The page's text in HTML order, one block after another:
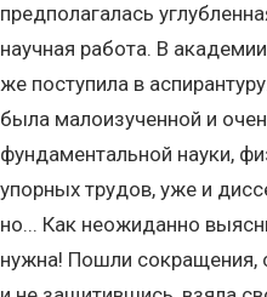
предполагалась
научная работа. В
же поступила в
была малоизученной и
фундаментальной науки,
упорных трудов, уже и
но... Как неожиданно
нужна! Пошли сокращения,